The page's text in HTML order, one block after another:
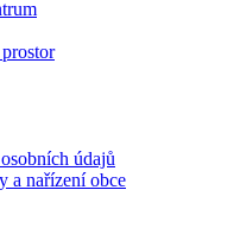
údajů
a nařízení obce